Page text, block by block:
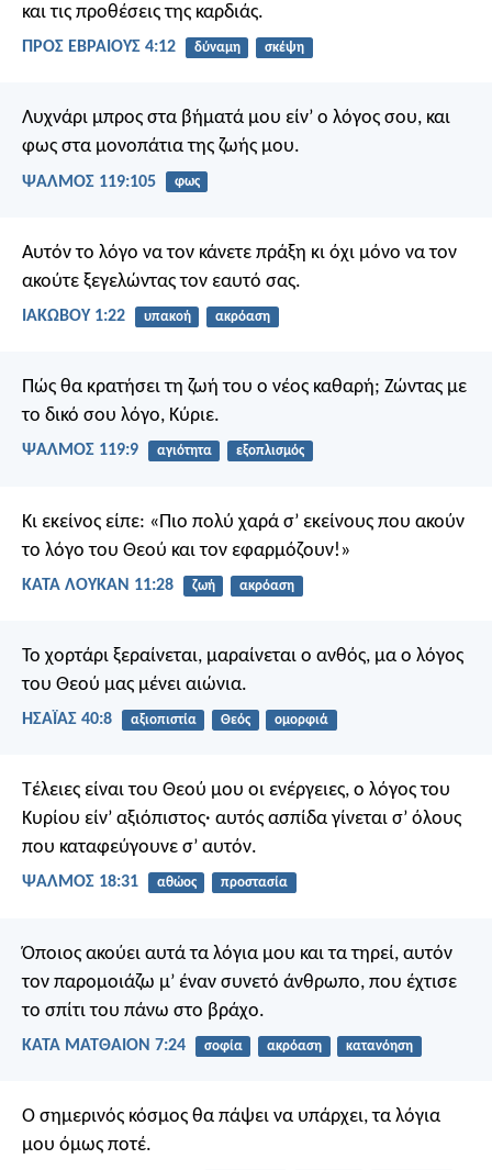
και τις προθέσεις της καρδιάς.
ΠΡΟΣ ΕΒΡΑΙΟΥΣ 4:12 δύναμη σκέψη
Λυχνάρι μπρος στα βήματά μου είν’ ο λόγος σου, και
φως στα μονοπάτια της ζωής μου.
ΨΑΛΜΌΣ 119:105 φως
Αυτόν το λόγο να τον κάνετε πράξη κι όχι μόνο να τον
ακούτε ξεγελώντας τον εαυτό σας.
ΙΑΚΩΒΟΥ 1:22 υπακοή ακρόαση
Πώς θα κρατήσει τη ζωή του ο νέος καθαρή; Ζώντας με
το δικό σου λόγο, Κύριε.
ΨΑΛΜΌΣ 119:9 αγιότητα εξοπλισμός
Κι εκείνος είπε: «Πιο πολύ χαρά σ’ εκείνους που ακούν
το λόγο του Θεού και τον εφαρμόζουν!»
ΚΑΤΑ ΛΟΥΚΑΝ 11:28 ζωή ακρόαση
Το χορτάρι ξεραίνεται, μαραίνεται ο ανθός, μα ο λόγος
του Θεού μας μένει αιώνια.
ΗΣΑΪΑΣ 40:8 αξιοπιστία Θεός ομορφιά
Τέλειες είναι του Θεού μου οι ενέργειες, ο λόγος του
Κυρίου είν’ αξιόπιστος· αυτός ασπίδα γίνεται σ’ όλους
που καταφεύγουνε σ’ αυτόν.
ΨΑΛΜΌΣ 18:31 αθώος προστασία
Όποιος ακούει αυτά τα λόγια μου και τα τηρεί, αυτόν
τον παρομοιάζω μ’ έναν συνετό άνθρωπο, που έχτισε
το σπίτι του πάνω στο βράχο.
ΚΑΤΑ ΜΑΤΘΑΙΟΝ 7:24 σοφία ακρόαση κατανόηση
Ο σημερινός κόσμος θα πάψει να υπάρχει, τα λόγια
μου όμως ποτέ.